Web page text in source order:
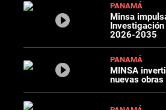
PANAMÁ
Minsa
Investigación
2026-2035
PANAMÁ
MINSA
nuevas